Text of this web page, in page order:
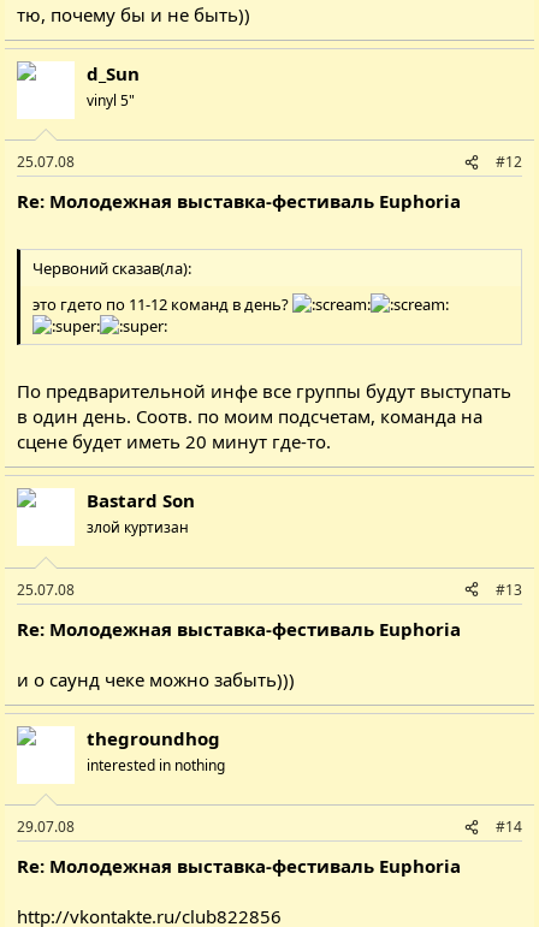
тю, почему бы и не быть))
d_Sun
vinyl 5"
25.07.08 #12
Re: Молодежная выставка-фестиваль Euphoria
Червоний сказав(ла):
это гдето по 11-12 команд в день?
По предварительной инфе все группы будут выступать
в один день. Соотв. по моим подсчетам, команда на
сцене будет иметь 20 минут где-то.
Bastard Son
злой куртизан
25.07.08 #13
Re: Молодежная выставка-фестиваль Euphoria
и о саунд чеке можно забыть)))
thegroundhog
interested in nothing
29.07.08 #14
Re: Молодежная выставка-фестиваль Euphoria
http://vkontakte.ru/club822856